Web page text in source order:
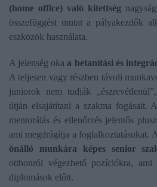
(home office) való kitettség
összefüggést mutat a pályakezdők
eszközök használata.
A jelenség oka a betanítási és
A teljesen vagy részben távoli
juniorok nem tudják
útján elsajátítani a szakma fogásait.
mentorálás és ellenőrzés jelentős
ami megdrágítja a foglalkoztatásukat.
önálló munkára képes senior
otthonról végezhető pozíciókra,
diplomások előtt.